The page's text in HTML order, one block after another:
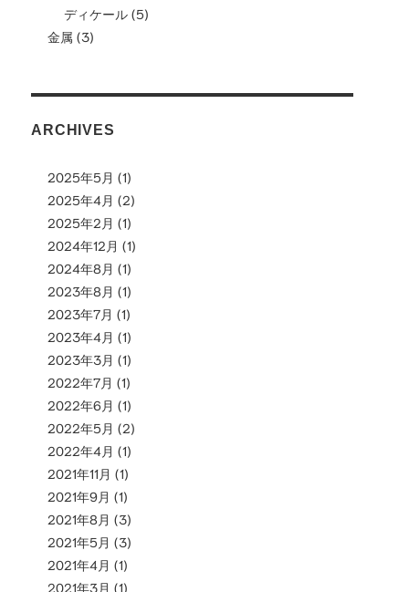
ディケール (5)
金属 (3)
ARCHIVES
2025年5月 (1)
2025年4月 (2)
2025年2月 (1)
2024年12月 (1)
2024年8月 (1)
2023年8月 (1)
2023年7月 (1)
2023年4月 (1)
2023年3月 (1)
2022年7月 (1)
2022年6月 (1)
2022年5月 (2)
2022年4月 (1)
2021年11月 (1)
2021年9月 (1)
2021年8月 (3)
2021年5月 (3)
2021年4月 (1)
2021年3月 (1)